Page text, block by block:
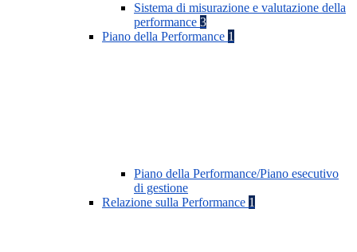
Sistema di misurazione e valutazione della
performance 3
Piano della Performance 1
Piano della Performance/Piano esecutivo
di gestione
Relazione sulla Performance 1